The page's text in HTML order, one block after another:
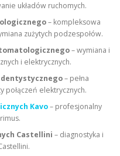
układów ruchomych.
– kompleksowa
zużytych podzespołów.
– wymiana i
i elektrycznych.
– pełna
elektrycznych.
Kavo– profesjonalny
Castellini – diagnostyka i